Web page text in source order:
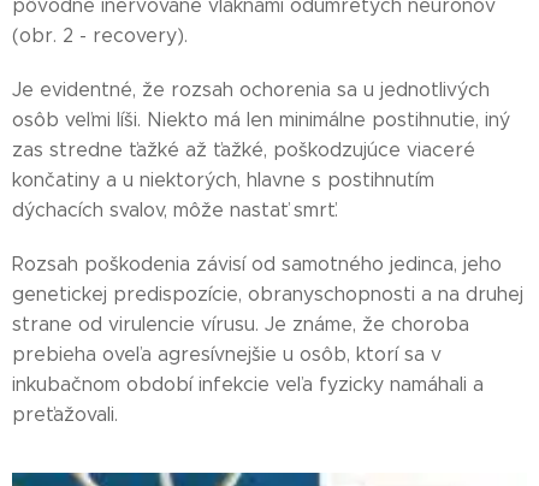
pôvodne inervované vláknami odumretých neurónov
(obr. 2 - recovery).
Je evidentné, že rozsah ochorenia sa u jednotlivých
osôb veľmi líši. Niekto má len minimálne postihnutie, iný
zas stredne ťažké až ťažké, poškodzujúce viaceré
končatiny a u niektorých, hlavne s postihnutím
dýchacích svalov, môže nastať smrť.
Rozsah poškodenia závisí od samotného jedinca, jeho
genetickej predispozície, obranyschopnosti a na druhej
strane od virulencie vírusu. Je známe, že choroba
prebieha oveľa agresívnejšie u osôb, ktorí sa v
inkubačnom období infekcie veľa fyzicky namáhali a
preťažovali.